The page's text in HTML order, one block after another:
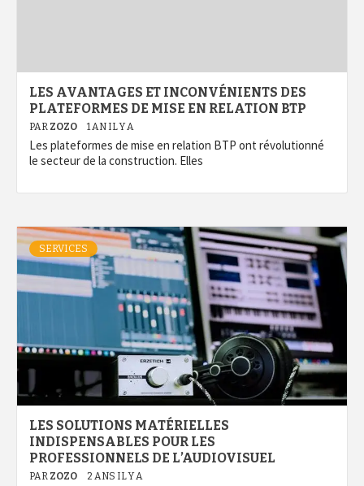
LES AVANTAGES ET INCONVÉNIENTS DES
PLATEFORMES DE MISE EN RELATION BTP
PAR ZOZO 1 AN IL Y A
Les plateformes de mise en relation BTP ont révolutionné
le secteur de la construction. Elles
SERVICES
LES SOLUTIONS MATÉRIELLES
INDISPENSABLES POUR LES
PROFESSIONNELS DE L’AUDIOVISUEL
PAR ZOZO 2 ANS IL Y A